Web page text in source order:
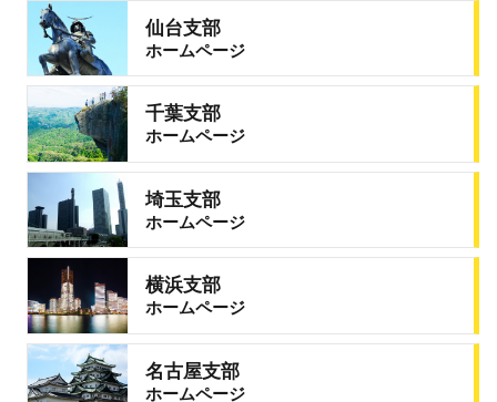
仙台支部
ホームページ
千葉支部
ホームページ
埼玉支部
ホームページ
横浜支部
ホームページ
名古屋支部
ホームページ